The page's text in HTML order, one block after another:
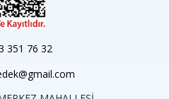
351 76 32